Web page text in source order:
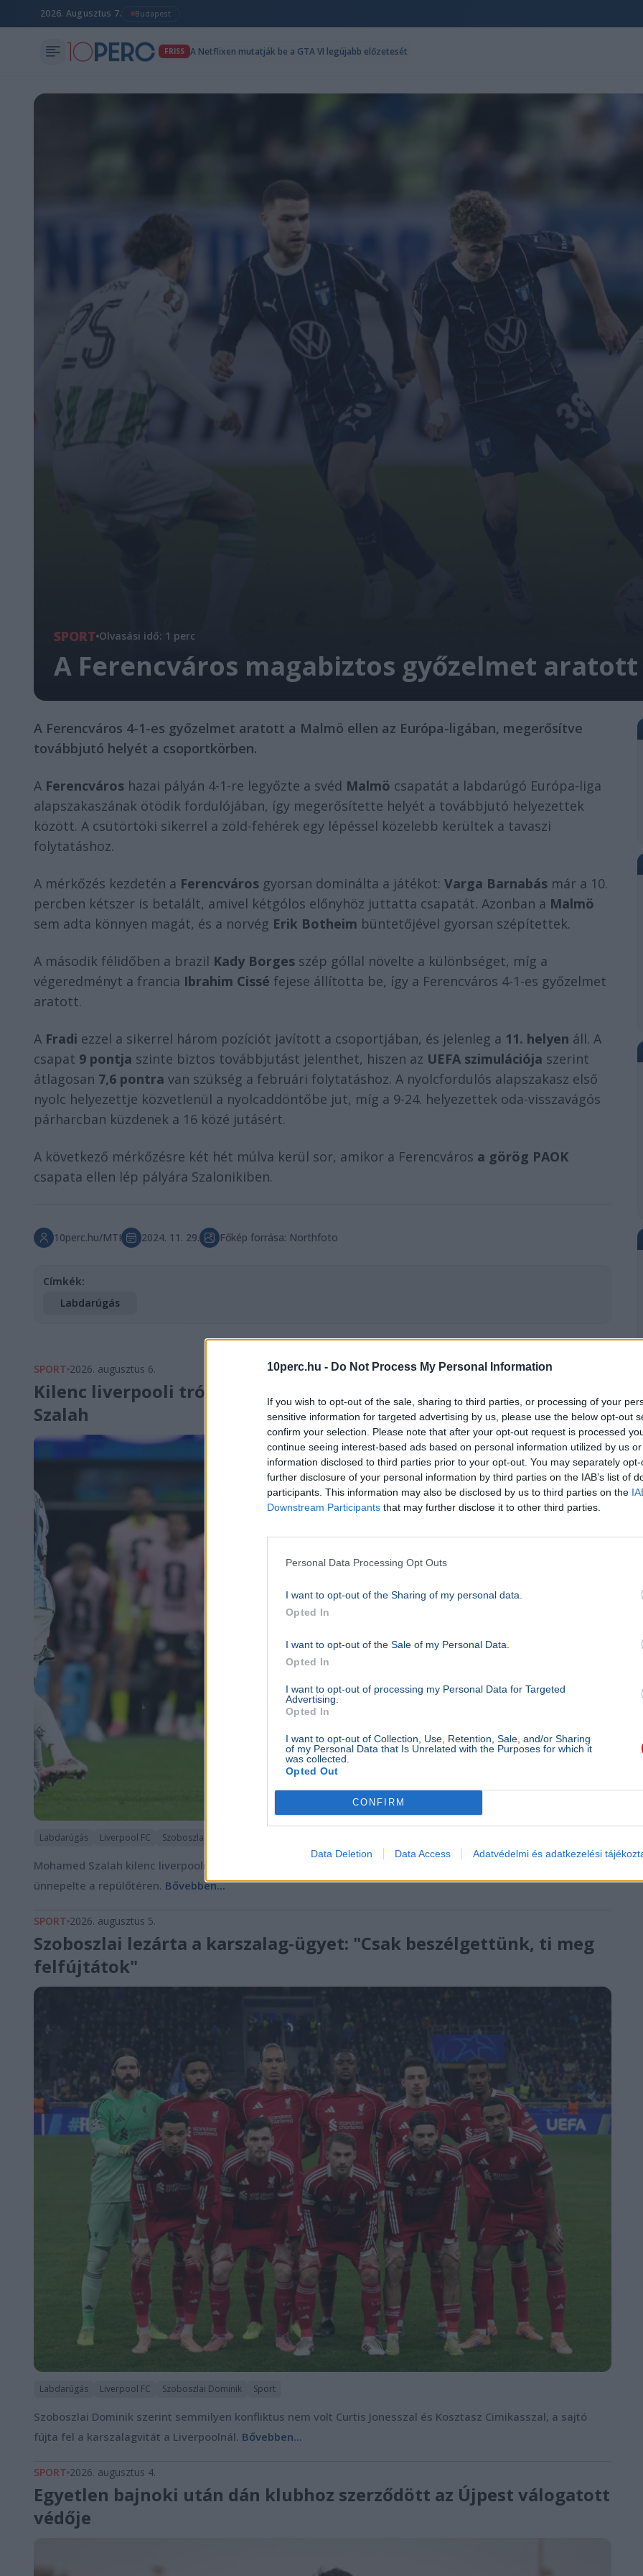
10perc.hu - Do Not Process My Personal Information
If you wish to opt-out of the sale, sharing to third parties, or processing of your
sensitive information for targeted advertising by us, please use the below opt-out
confirm your selection. Please note that after your opt-out request is processed
continue seeing interest-based ads based on personal information utilized by us
information disclosed to third parties prior to your opt-out. You may separately
further disclosure of your personal information by third parties on the IAB’s list of
participants. This information may also be disclosed by us to third parties on the
Downstream Participants that may further disclose it to other third parties.
Personal Data Processing Opt Outs
I want to opt-out of the Sharing of my personal data.
Opted In
I want to opt-out of the Sale of my Personal Data.
Opted In
I want to opt-out of processing my Personal Data for Targeted
Advertising.
Opted In
I want to opt-out of Collection, Use, Retention, Sale, and/or Sharing
of my Personal Data that Is Unrelated with the Purposes for which it
was collected.
Opted Out
CONFIRM
Data Deletion Data Access Adatvédelmi és adatkezelési
2026. Augusztus 7. Budapest
FRISS A Netflixen mutatják be a GTA VI legújabb előzetesét
SPORT Olvasási idő: 1 perc
A Ferencváros magabiztos győzelmet
A Ferencváros 4-1-es győzelmet aratott a Malmö ellen az Európa-ligában, megerősítve
továbbjutó helyét a csoportkörben.
A Ferencváros hazai pályán 4-1-re legyőzte a svéd Malmö csapatát a labdarúgó Európa-liga
alapszakaszának ötödik fordulójában, így megerősítette helyét a továbbjutó helyezettek
között. A csütörtöki sikerrel a zöld-fehérek egy lépéssel közelebb kerültek a tavaszi
folytatáshoz.
A mérkőzés kezdetén a Ferencváros gyorsan dominálta a játékot: Varga Barnabás már a 10.
percben kétszer is betalált, amivel kétgólos előnyhöz juttatta csapatát. Azonban a Malmö
sem adta könnyen magát, és a norvég Erik Botheim büntetőjével gyorsan szépítettek.
A második félidőben a brazil Kady Borges szép góllal növelte a különbséget, míg a
végeredményt a francia Ibrahim Cissé fejese állította be, így a Ferencváros 4-1-es győzelmet
aratott.
A Fradi ezzel a sikerrel három pozíciót javított a csoportjában, és jelenleg a 11. helyen áll. A
csapat 9 pontja szinte biztos továbbjutást jelenthet, hiszen az UEFA szimulációja szerint
átlagosan 7,6 pontra van szükség a februári folytatáshoz. A nyolcfordulós alapszakasz első
nyolc helyezettje közvetlenül a nyolcaddöntőbe jut, míg a 9-24. helyezettek oda-visszavágós
párharcban küzdenek a 16 közé jutásért.
A következő mérkőzésre két hét múlva kerül sor, amikor a Ferencváros a görög PAOK
csapata ellen lép pályára Szalonikiben.
10perc.hu/MTI 2024. 11. 29. Főkép forrása: Northfoto
Címkék:
Labdarúgás
SPORT 2026. augusztus 6.
Kilenc liverpooli trófea után Törökországban kezd új fejezetet
Szalah
Labdarúgás Liverpool FC Szoboszlai Dominik
Mohamed Szalah kilenc liverpooli trófea után a Trabzonsporhoz igazolt, ahol több mint 20 ezer szurkoló
ünnepelte a repülőtéren. Bővebben...
SPORT 2026. augusztus 5.
Szoboszlai lezárta a karszalag-ügyet: "Csak beszélgettünk, ti meg
felfújtátok"
Labdarúgás Liverpool FC Szoboszlai Dominik Sport
Szoboszlai Dominik szerint semmilyen konfliktus nem volt Curtis Jonesszal és Kosztasz Cimikasszal, a sajtó
fújta fel a karszalagvitát a Liverpoolnál. Bővebben...
SPORT 2026. augusztus 4.
Egyetlen bajnoki után dán klubhoz szerződött az Újpest válogatott
védője